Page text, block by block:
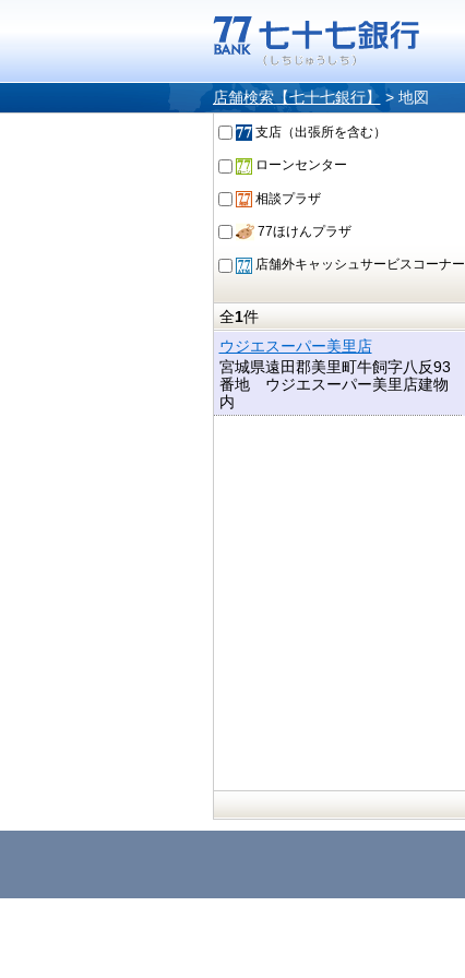
店舗検索【七十七銀行】 > 地図
支店（出張所を含む）
ローンセンター
相談プラザ
77ほけんプラザ
店舗外キャッシュサービスコーナー
全1件
ウジエスーパー美里店
宮城県遠田郡美里町牛飼字八反93
番地 ウジエスーパー美里店建物
内